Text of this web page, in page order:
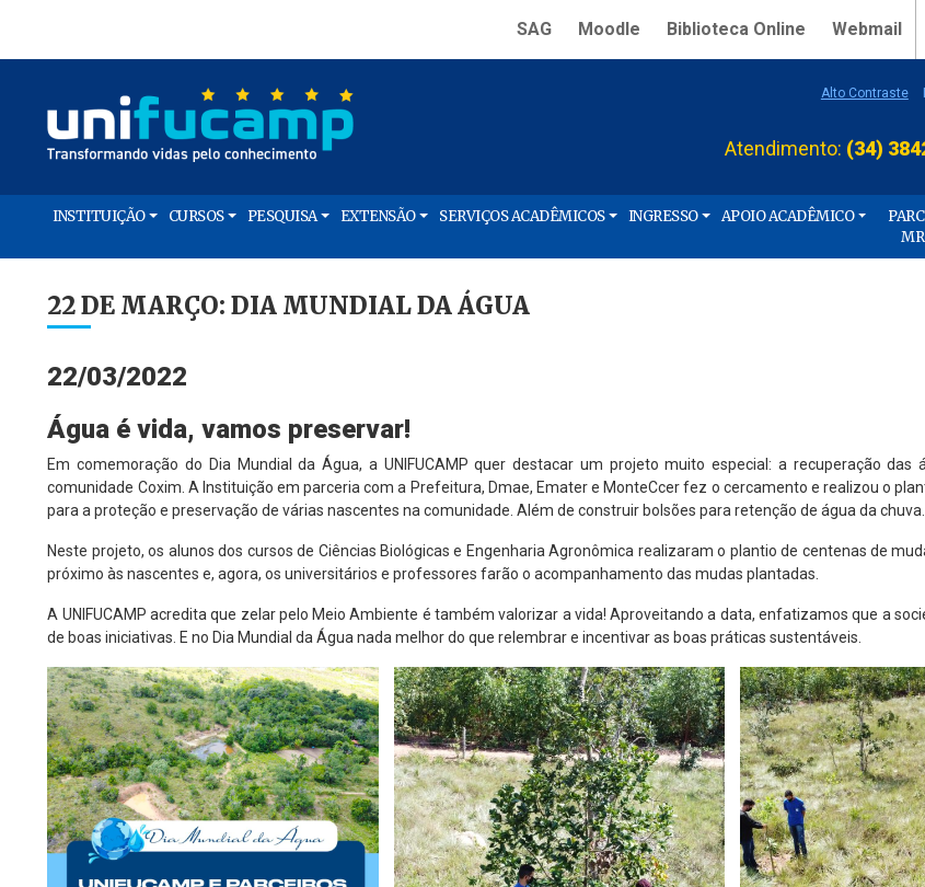
SAG Moodle Biblioteca Online Webmail
Alto Contraste
Atendimento: (34)
INSTITUIÇÃO CURSOS PESQUISA EXTENSÃO SERVIÇOS ACADÊMICOS INGRESSO APOIO ACADÊMICO
22 DE MARÇO: DIA MUNDIAL DA ÁGUA
22/03/2022
Água é vida, vamos preservar!
Em comemoração do Dia Mundial da Água, a UNIFUCAMP quer destacar um projeto muito especial: a recuperação das
comunidade Coxim. A Instituição em parceria com a Prefeitura, Dmae, Emater e MonteCcer fez o cercamento e realizou o
para a proteção e preservação de várias nascentes na comunidade. Além de construir bolsões para retenção de água da chuva.
Neste projeto, os alunos dos cursos de Ciências Biológicas e Engenharia Agronômica realizaram o plantio de centenas de
próximo às nascentes e, agora, os universitários e professores farão o acompanhamento das mudas plantadas.
A UNIFUCAMP acredita que zelar pelo Meio Ambiente é também valorizar a vida! Aproveitando a data, enfatizamos que a
de boas iniciativas. E no Dia Mundial da Água nada melhor do que relembrar e incentivar as boas práticas sustentáveis.